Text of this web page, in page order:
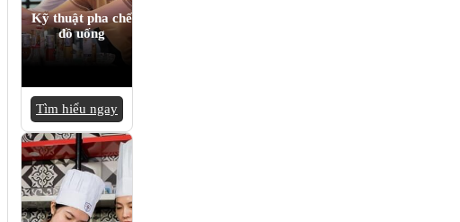
Kỹ thuật pha chế
đồ uống
Tìm hiểu ngay